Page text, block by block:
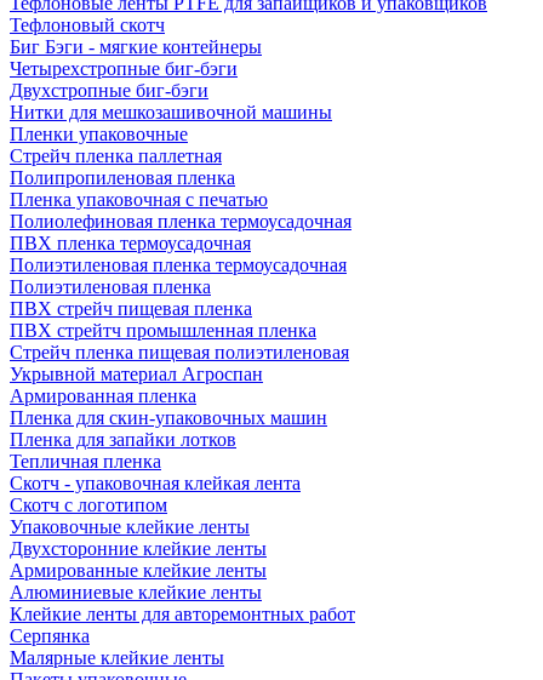
Тефлоновый скотч
Биг Бэги - мягкие контейнеры
Четырехстропные биг-бэги
Двухстропные биг-бэги
Нитки для мешкозашивочной машины
Пленки упаковочные
Стрейч пленка паллетная
Полипропиленовая пленка
Пленка упаковочная с печатью
Полиолефиновая пленка термоусадочная
ПВХ пленка термоусадочная
Полиэтиленовая пленка термоусадочная
Полиэтиленовая пленка
ПВХ стрейч пищевая пленка
ПВХ стрейтч промышленная пленка
Стрейч пленка пищевая полиэтиленовая
Укрывной материал Агроспан
Армированная пленка
Пленка для скин-упаковочных машин
Пленка для запайки лотков
Тепличная пленка
Скотч - упаковочная клейкая лента
Скотч с логотипом
Упаковочные клейкие ленты
Двухсторонние клейкие ленты
Армированные клейкие ленты
Алюминиевые клейкие ленты
Клейкие ленты для авторемонтных работ
Серпянка
Малярные клейкие ленты